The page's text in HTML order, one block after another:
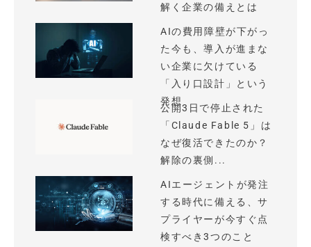
解く企業の備えとは
AIの費用障壁が下がっ
た今も、導入が進まな
い企業に欠けている
「入り口設計」という
発想
公開3日で停止された
「Claude Fable 5」は
なぜ復活できたのか？
解除の裏側...
AIエージェントが発注
する時代に備える、サ
プライヤーが今すぐ点
検すべき3つのこと